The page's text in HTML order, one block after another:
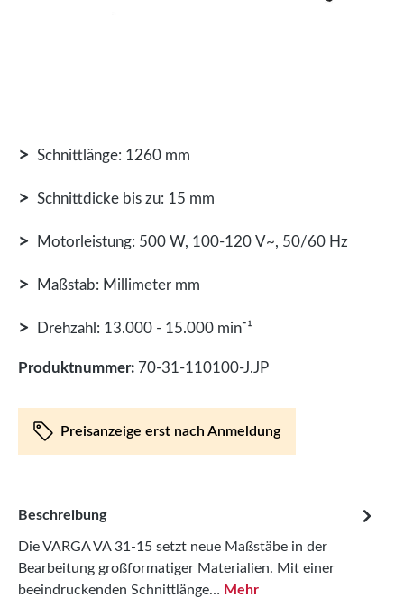
> Schnittlänge: 1260 mm
> Schnittdicke bis zu: 15 mm
> Motorleistung: 500 W, 100-120 V~, 50/60 Hz
> Maßstab: Millimeter mm
> Drehzahl: 13.000 - 15.000 min⁻¹
Produktnummer: 70-31-110100-J.JP
Preisanzeige erst nach Anmeldung
Beschreibung
Die VARGA VA 31-15 setzt neue Maßstäbe in der
Bearbeitung großformatiger Materialien. Mit einer
beeindruckenden Schnittlänge… Mehr